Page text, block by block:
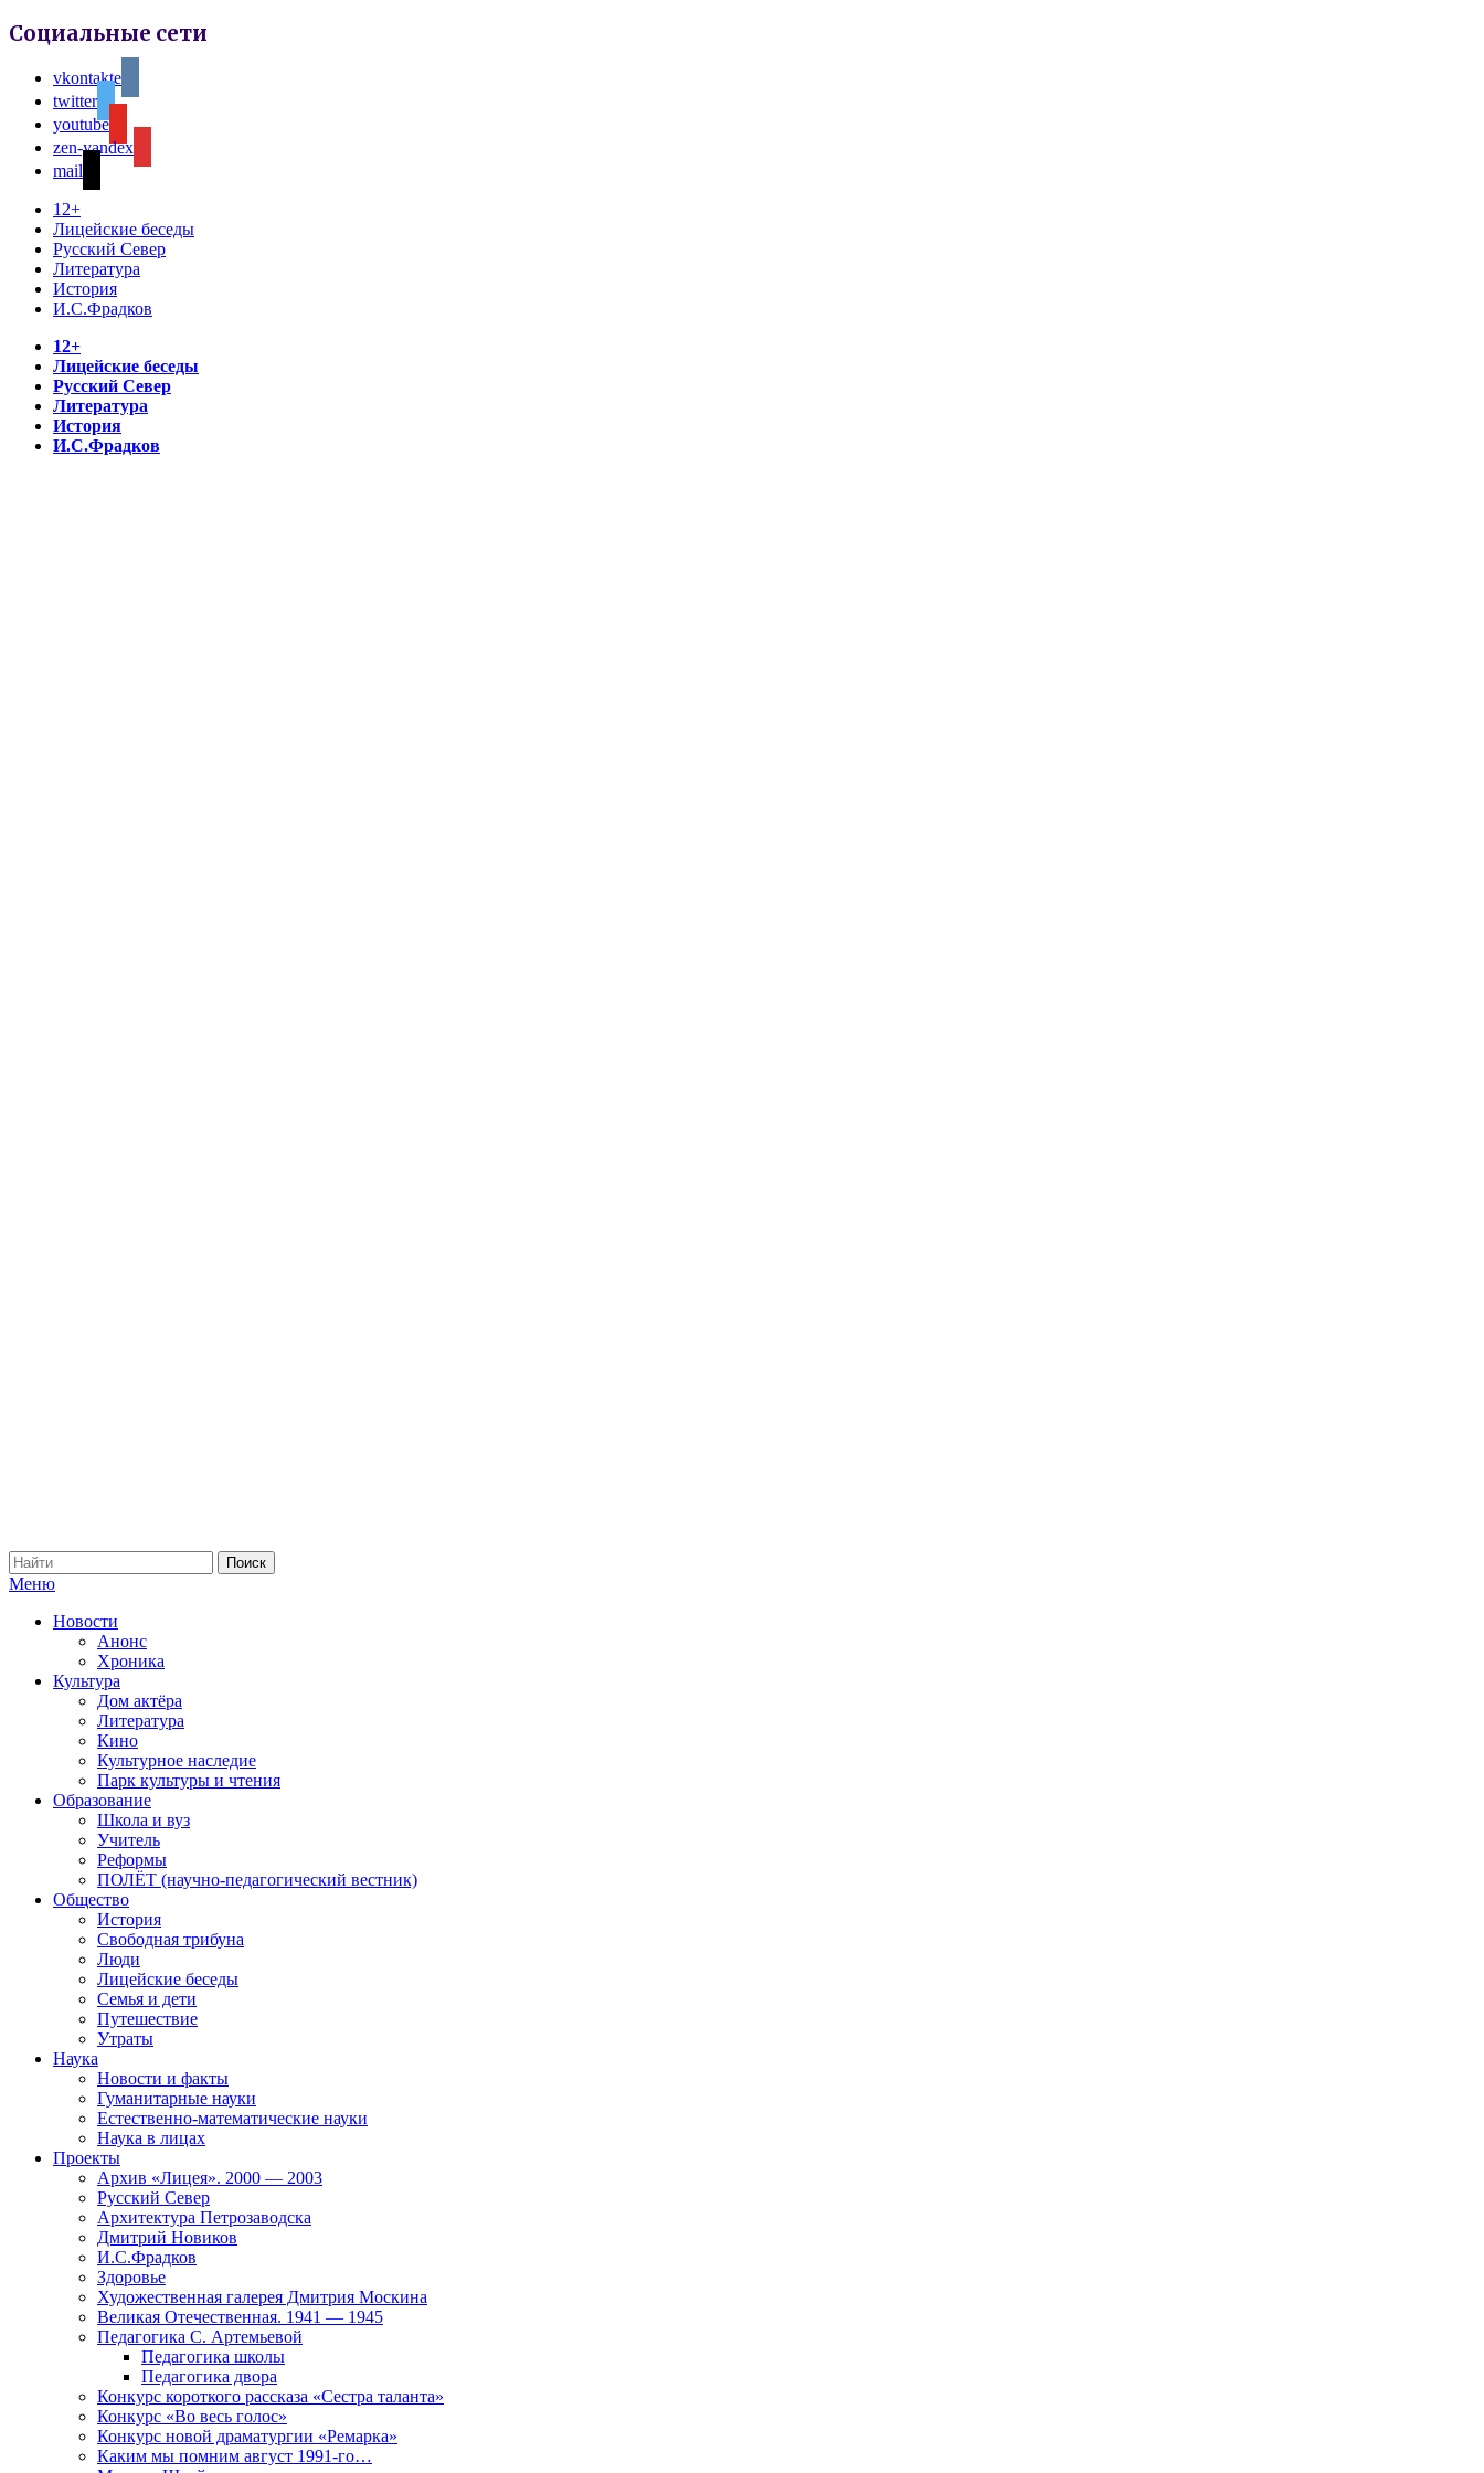
Социальные сети
vkontakte
twitter
youtube
zen-yandex
mail
12+
Лицейские беседы
Русский Север
Литература
История
И.С.Фрадков
12+
Лицейские беседы
Русский Север
Литература
История
И.С.Фрадков
Меню
Новости
Анонс
Хроника
Культура
Дом актёра
Литература
Кино
Культурное наследие
Парк культуры и чтения
Образование
Школа и вуз
Учитель
Реформы
ПОЛЁТ (научно-педагогический вестник)
Общество
История
Свободная трибуна
Люди
Лицейские беседы
Семья и дети
Путешествие
Утраты
Наука
Новости и факты
Гуманитарные науки
Естественно-математические науки
Наука в лицах
Проекты
Архив «Лицея». 2000 — 2003
Русский Север
Архитектура Петрозаводска
Дмитрий Новиков
И.С.Фрадков
Здоровье
Художественная галерея Дмитрия Москина
Великая Отечественная. 1941 — 1945
Педагогика С. Артемьевой
Педагогика школы
Педагогика двора
Конкурс короткого рассказа «Сестра таланта»
Конкурс «Во весь голос»
Конкурс новой драматургии «Ремарка»
Каким мы помним август 1991-го…